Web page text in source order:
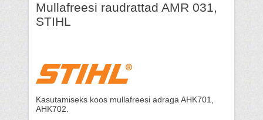
Mullafreesi raudrattad AMR 031,
STIHL
Kasutamiseks koos mullafreesi adraga AHK701,
AHK702.